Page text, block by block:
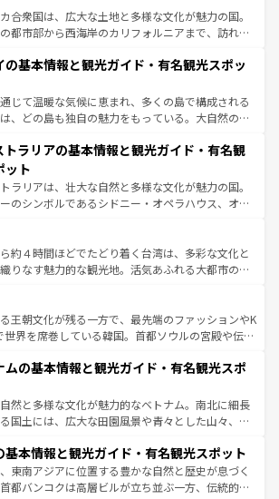
きる。国民の所得が高いため物価も高いが、旅行
交通パス提供のサービスもあり、うまく活用すれ
ス情報はコンテンツ一覧を参照してほしい。
合衆国は、広大な土地と多様な文化が魅力の国。
都市部から西海岸のカリフォルニアまで、訪れる
巨大都市は、観光、ショッピング、エンターテイ
が詰まった刺激的なスポットだ。一方、アメリカ
大自然が広がり、グランドキャニオンやイエロー
国立公園といった絶景が堪能できる。さらに、南
力。旅行者はアメリカの各地域で異なる魅力を楽
ら、その多様性と豊かな歴史を感じることができ
。車でのロードトリップや列車の旅も、アメリカ
沢な旅のスタイルだ。 なお、新着のアメリカ
コンテンツ一覧 を参照してほしい。
の基本情報と観光ガイド・有名観光スポッ
じて温暖な気候に恵まれ、多くの島で構成される
、どの島も独自の魅力をもっている。大自然の神
見逃せない。また、定番の観光地といえばオアフ
静かな自然を求めるならマウイ島やカウアイ島が
。エメラルドグリーンに輝く海をはじめ、豊かな
史が息づいている。「アロハスピリット」と呼ば
いしいローカルフードやハワイアンミュージッ
的なフラダンスなど、すべてがハワイの魅力を彩
。訪れるたびに新しい発見と感動が待っているハ
ンツ一覧
トラリアの基本情報と観光ガイド・有名観
ット
ラリアは、壮大な自然と多様な文化が魅力の国。
のシンボルであるシドニー・オペラハウス、オー
フや大陸中央部にそびえるウルル（エアーズロッ
スマニアの美しい原生林やケアンズの熱帯雨林な
ころがたくさん。また、カフェやワイン、オージ
クティビティも充実しており、サーフィンやダイ
ハイキングなど、アウトドア好きにはたまらな
ストラリアの多彩な魅力を存分に味わいつくそ
ほしい。
約４時間ほどでたどり着く台湾は、多彩な文化と
りなす魅力的な観光地。活気あふれる大都市の台
ひつな山岳地帯である台湾東部など、都市の喧騒
静けさが共存しており、訪れる人に新しい発見と
たらしてくれる。また、奥深い台湾の食文化も魅
いと評判のスイーツなど、バラエティ豊かな料理
しい。
王朝文化が残る一方で、最先端のファッションやK
世界を席巻している韓国。首都ソウルの宮殿や伝統
に足を延ばせば四季折々の自然美を楽しむことが
そして、キムチや焼肉、絶品のストリートフード
まざまな韓国料理が待っている。夜には、韓国な
ナイトライフも堪能できる。あたたかいホスピタ
わってみてほしい。 なお、新着の韓国情報はコンテンツ一
照してほしい。
ムの基本情報と観光ガイド・有名観光スポ
然と多様な文化が魅力的なベトナム。南北に細長
国土には、広大な田園風景や青々とした山々、世
展と共に伝統が息づく。ハノイの古い町並みやホ
市のフランス統治時代の建物も、独特の雰囲気を
ている。また、バラエティの豊かさとおいしさで
基本情報と観光ガイド・有名観光スポット
東南アジアに位置する豊かな自然と歴史が息づく
都バンコクは高層ビルが立ち並ぶ一方、伝統的な